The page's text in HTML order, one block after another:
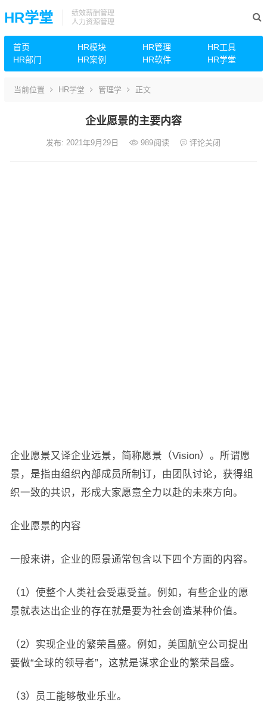
HR学堂
绩效薪酬管理
人力资源管理
首页 HR模块 HR管理
HR工具
HR部门
HR案例 HR软件 HR学堂
当前位置 HR学堂 管理学 正文
企业愿景的主要内容
发布: 2021年9月29日 989阅读 评论关闭
企业愿景又译企业远景，简称愿景（Vision）。所谓愿
景，是指由组织內部成员所制订，由团队讨论，获得组
织一致的共识，形成大家愿意全力以赴的未來方向。
企业愿景的内容
一般来讲，企业的愿景通常包含以下四个方面的内容。
（1）使整个人类社会受惠受益。例如，有些企业的愿
景就表达出企业的存在就是要为社会创造某种价值。
（2）实现企业的繁荣昌盛。例如，美国航空公司提出
要做“全球的领导者”，这就是谋求企业的繁荣昌盛。
（3）员工能够敬业乐业。